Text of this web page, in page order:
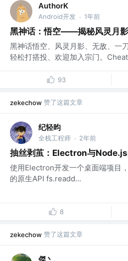
AuthorK
Android开发 · 1年前
黑神话：悟空——揭秘风灵月
黑神话悟空、风灵月影、无敌、一
轻松打搭投、欢迎加入宗门。
93
zekechow 赞了这篇文章
纪轻昀
全栈工程师 · 2年前
抽丝剥茧：Electron与
使用Electron开发一个桌面端项目
的原生API fs.readd...
8
zekechow 赞了这篇文章